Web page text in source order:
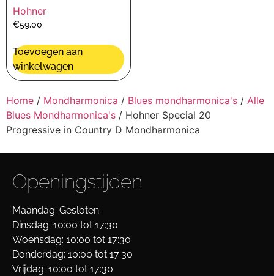
Hohner
€59,00
Toevoegen aan
winkelwagen
Home / Mondharmonica / Blues mondharmonica's / Alle
Blues Mondharmonica's / Hohner Special 20
Progressive in Country D Mondharmonica
Openingstijden
Maandag: Gesloten
Dinsdag: 10:00 tot 17:30
Woensdag: 10:00 tot 17:30
Donderdag: 10:00 tot 17:30
Vrijdag: 10:00 tot 17:30